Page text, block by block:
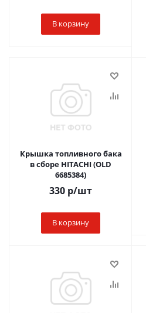
В корзину
Крышка топливного бака
в сборе HITACHI (OLD
6685384)
330 р/шт
В корзину